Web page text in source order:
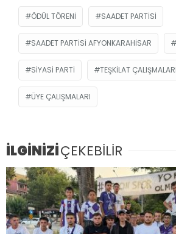
ÖDÜL TÖRENI SAADET PARTISI
SAADET PARTISI AFYONKARAHISAR
SIYASI PARTI TEŞKILAT ÇALIŞMALARI
ÜYE ÇALIŞMALARI
İLGİNİZİÇEKEBİLİR